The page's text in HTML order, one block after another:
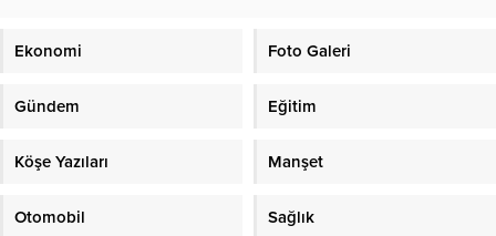
Ekonomi Foto Galeri
Gündem Eğitim
Köşe Yazıları Manşet
Otomobil Sağlık